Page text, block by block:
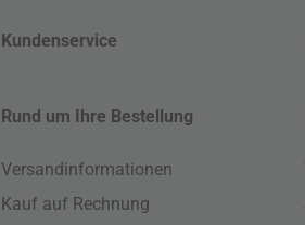
Kundenservice
Rund um Ihre Bestellung
Versandinformationen
Kauf auf Rechnung